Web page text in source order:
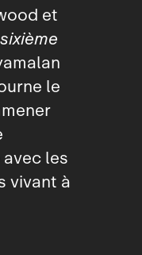
et
le
les
vivant à